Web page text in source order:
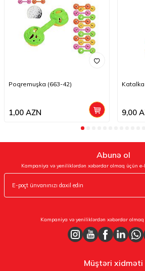
Poqremuşka (663-42)
1,00 AZN 9,00
Abunə ol
Kampaniya və yeniliklərdən xəbərdar olmaq üçün
Kampaniya və yeniliklərdən xəbərdar
Müştəri xidməti